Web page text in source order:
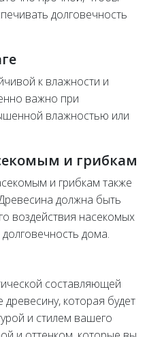
долговечность
к влажности и
важно при
влажностью или
и грибкам
и грибкам также
должна быть
воздействия насекомых
дома.
составляющей
которая будет
и стилем вашего